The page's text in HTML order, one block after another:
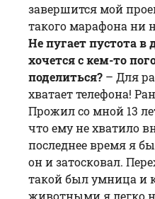
завершится мой
такого марафона ни
Не пугает пустота в
хочется с кем-то
поделиться? – Для
хватает телефона!
Прожил со мной 13
что ему не хватило
последнее время я
он и затосковал.
такой был умница и
животными я легко